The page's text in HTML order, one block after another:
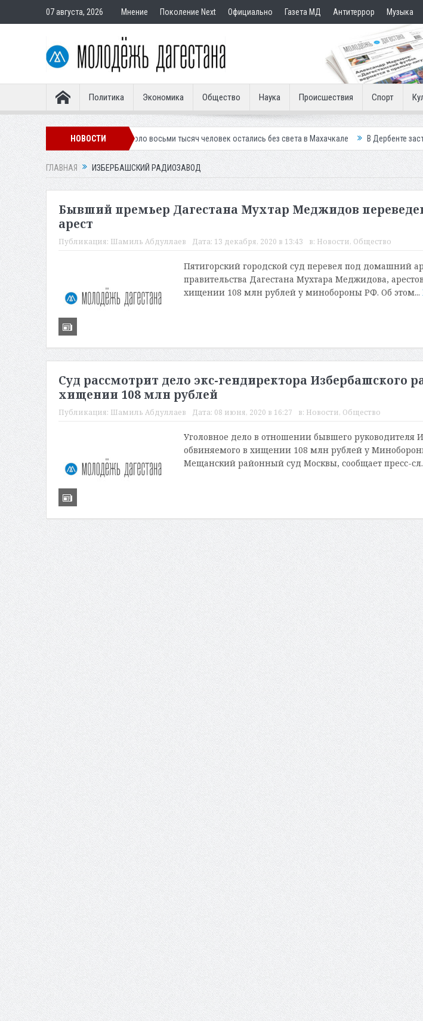
07 августа, 2026 Мнение Поколение Next Официально Газета МД Антитеррор Музыка
Политика Экономика Общество Наука Происшествия Спорт
НОВОСТИ
форму Около восьми тысяч человек остались без света в Махачкале В Дербенте застройщик
ГЛАВНАЯ ИЗБЕРБАШСКИЙ РАДИОЗАВОД
Бывший премьер Дагестана Мухтар Меджидов
арест
Публикация: Шамиль Абдуллаев Дата: 13 декабря, 2020 в 13:43 в: Новости, Общество
Пятигорский городской суд перевел под домашний
правительства Дагестана Мухтара Меджидова,
хищении 108 млн рублей у минобороны РФ. Об этом...
Суд рассмотрит дело экс-гендиректора Избербашского
хищении 108 млн рублей
Публикация: Шамиль Абдуллаев Дата: 08 июня, 2020 в 16:27 в: Новости, Общество
Уголовное дело в отношении бывшего руководителя
обвиняемого в хищении 108 млн рублей у
Мещанский районный суд Москвы, сообщает пресс-